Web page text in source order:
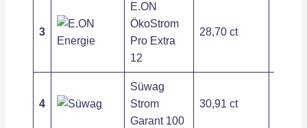
3
E.ON
ÖkoStrom
Pro Extra
12
28,70 ct
4
Süwag
Strom
Garant 100
30,91 ct